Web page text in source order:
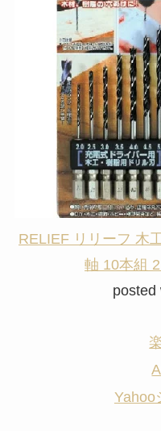
RELIEF リリーフ 木
軸 10本組
posted
Yahoo